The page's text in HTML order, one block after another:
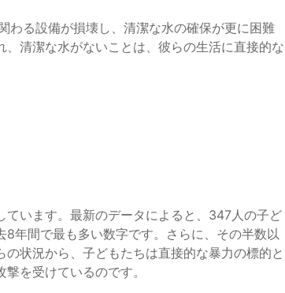
わる設備が損壊し、清潔な水の確保が更に困難
清潔な水がないことは、彼らの生活に直接的な
います。最新のデータによると、347人の子ど
年間で最も多い数字です。さらに、その半数以
状況から、子どもたちは直接的な暴力の標的と
を受けているのです。